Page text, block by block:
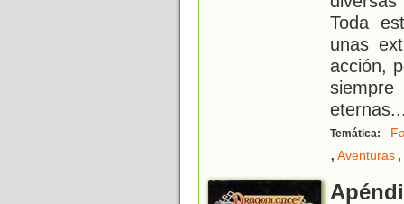
Toda
unas
acción,
eternas
Temática:
, Aventuras,